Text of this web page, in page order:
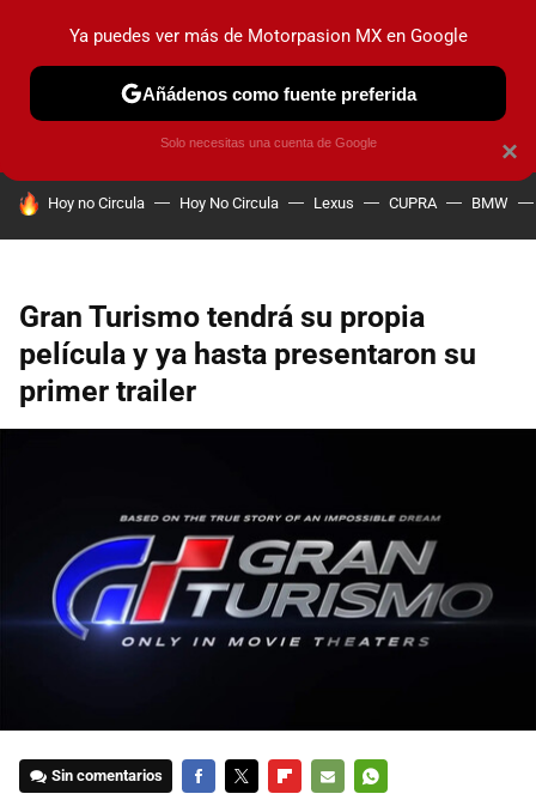
PRUEBAS INDUSTRIA HOY NO CIRCULA
HOY SE HABLA DE
Hoy no Circula Hoy No Circula Lexus CUPRA BMW
Gran Turismo tendrá su propia
película y ya hasta presentaron su
primer trailer
Sin comentarios
×
Ya puedes ver más de Motorpasion MX en Google
Añádenos como fuente preferida
Solo necesitas una cuenta de Google